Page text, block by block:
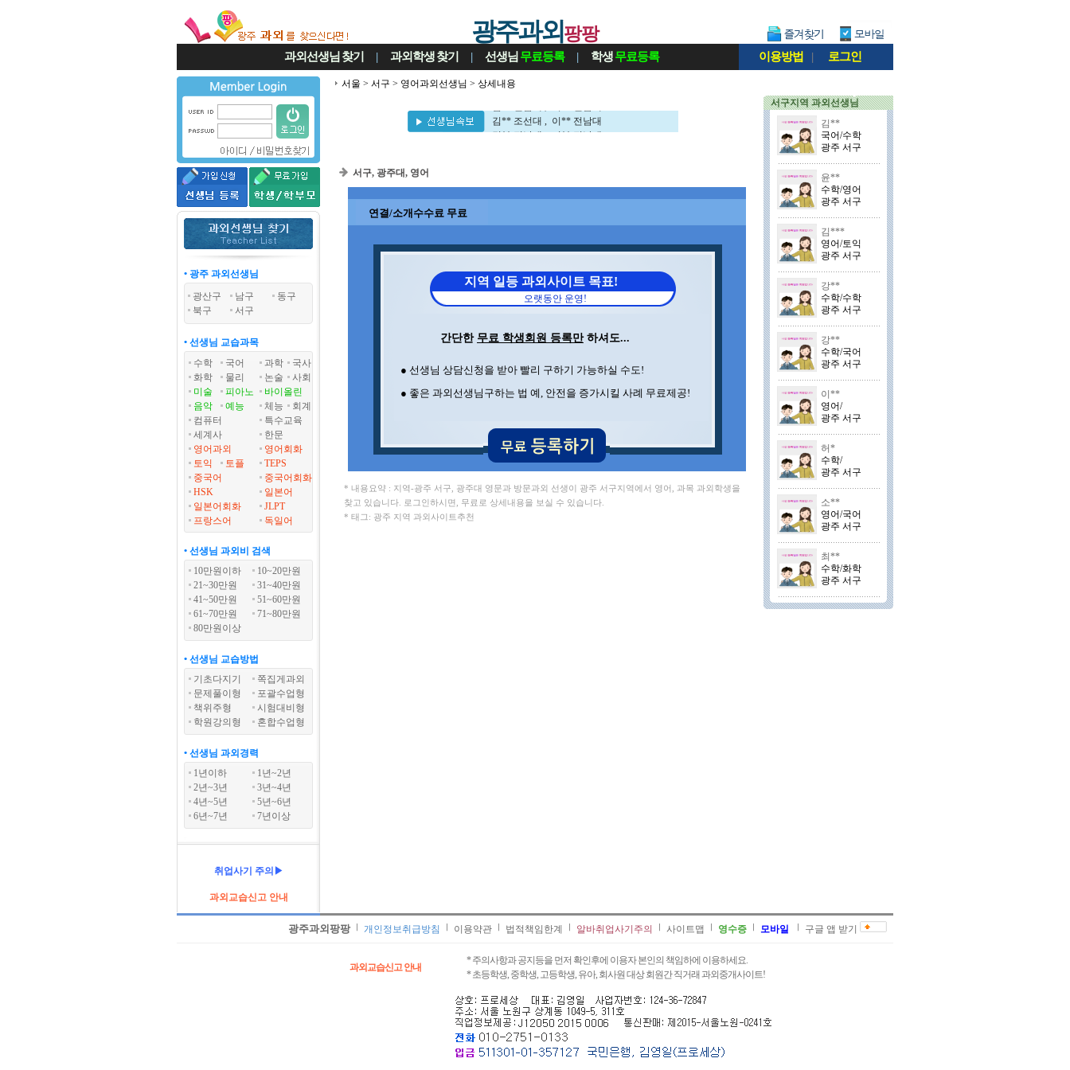
광주과외팡팡
과외선생님 찾기 | 과외학생찾기 | 선생님 무료등록 | 학생무료등록 이용방법 | 로그인
• 광주 과외선생님
광산구
남구
동구
북구
서구
• 선생님 교습과목
수학
국어 과학
국사
화학
물리 논술
사회
미술
피아노
바이올린
음악
예능 체능
회계
컴퓨터
특수교육
세계사
한문
영어과외
영어회화
토익
토플
TEPS
중국어
중국어회화
HSK
일본어
일본어회화
JLPT
프랑스어
독일어
• 선생님 과외비 검색
10만원이하
10~20만원
21~30만원
31~40만원
41~50만원
51~60만원
61~70만원
71~80만원
80만원이상
• 선생님 교습방법
기초다지기
쪽집게과외
문제풀이형
포괄수업형
책위주형
시험대비형
학원강의형
혼합수업형
• 선생님 과외경력
1년이하
1년~2년
2년~3년
3년~4년
4년~5년
5년~6년
6년~7년
7년이상
취업사기 주의▶
과외교습신고 안내
서울 > 서구 > 영어과외선생님 > 상세내용
김** 조선대 , 이** 전남대
김** 전남대 , 이** 전남대
서구, 광주대, 영어
연결/소개수수료 무료
지역 일등 과외사이트 목표!
오랫동안 운영!
간단한 무료 학생회원 등록만하셔도...
● 선생님 상담신청을 받아 빨리 구하기 가능하실 수도!
● 좋은 과외선생님구하는 법 예, 안전을 증가시킬 사례 무료제공!
* 내용요약 : 지역-광주 서구, 광주대 영문과 방문과외 선생이 광주 서구지역에서 영어, 과목 과외학생을
찾고 있습니다. 로그인하시면, 무료로 상세내용을 보실 수 있습니다.
* 태그: 광주 지역 과외사이트추천
서구지역 과외선생님
김**
국어/수학
광주 서구
윤**
수학/영어
광주 서구
김***
영어/토익
광주 서구
강**
수학/수학
광주 서구
강**
수학/국어
광주 서구
이**
영어/
광주 서구
허*
수학/
광주 서구
소**
영어/국어
광주 서구
최**
수학/화학
광주 서구
광주과외팡팡 개인정보취급방침 이용약관 법적책임한계 알바취업사기주의 사이트맵 영수증 모바일 구글 앱 받기
과외교습신고 안내
* 주의사항과 공지등을 먼저 확인후에 이용자 본인의 책임하에 이용하세요.
* 초등학생, 중학생, 고등학생, 유아, 회사원 대상 회원간 직거래 과외중개사이트!